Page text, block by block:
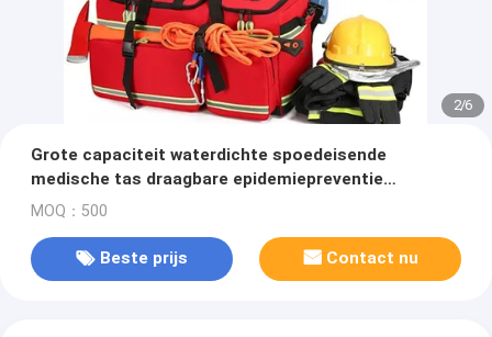
2/6
Grote capaciteit waterdichte spoedeisende
medische tas draagbare epidemiepreventie
reddingskit 1800D Oxford stof
MOQ：500
Beste prijs Contact nu